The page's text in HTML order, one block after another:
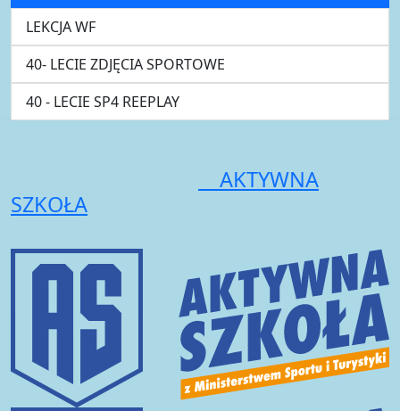
LEKCJA WF
40- LECIE ZDJĘCIA SPORTOWE
40 - LECIE SP4 REEPLAY
AKTYWNA
SZKOŁA